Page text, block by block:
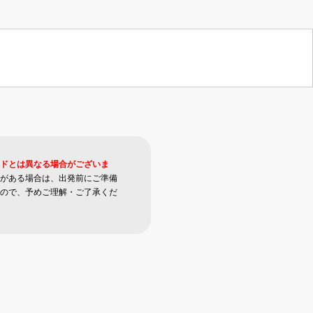
とは異なる場合がございま
ある場合は、出発前にご準備
で、予めご理解・ご了承くだ